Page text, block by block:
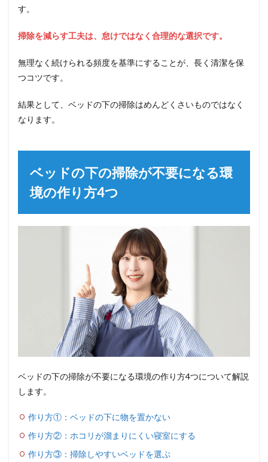
す。
掃除を減らす工夫は、怠けではなく合理的な選択です。
無理なく続けられる頻度を基準にすることが、長く清潔を保
つコツです。
結果として、ベッドの下の掃除はめんどくさいものではなく
なります。
ベッドの下の掃除が不要になる環
境の作り方4つ
ベッドの下の掃除が不要になる環境の作り方4つについて解説
します。
作り方①：ベッドの下に物を置かない
作り方②：ホコリが溜まりにくい寝室にする
作り方③：掃除しやすいベッドを選ぶ